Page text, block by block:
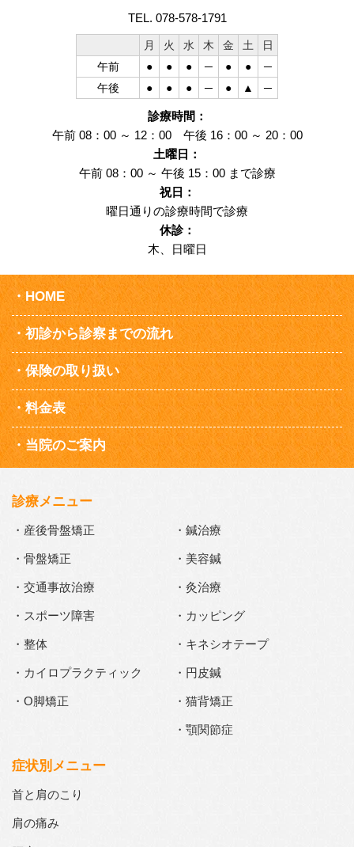
TEL. 078-578-1791
月 火 水 木 金 土
日
午前
● ● ● ─ ● ●
─
午後
● ● ● ─ ● ▲ ─
診療時間：
午前 08：00 ～ 12：00 午後 16：00 ～ 20：00
土曜日：
午前 08：00 ～ 午後 15：00 まで診療
祝日：
曜日通りの診療時間で診療
休診：
木、日曜日
HOME
初診から診察までの流れ
保険の取り扱い
料金表
当院のご案内
診療メニュー
・産後骨盤矯正
・骨盤矯正
・交通事故治療
・スポーツ障害
・整体
・カイロプラクティック
・O脚矯正
・鍼治療
・美容鍼
・灸治療
・カッピング
・キネシオテープ
・円皮鍼
・猫背矯正
・顎関節症
症状別メニュー
首と肩のこり
肩の痛み